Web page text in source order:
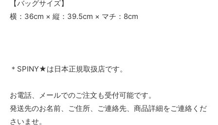
【バッグサイズ】
横：36cm × 縦：39.5cm × マチ：8cm
＊SPINY★は日本正規取扱店です。
お電話、メールでのご注文も受付可能です。
発送先のお名前、ご住所、ご連絡先、商品詳細をご連絡くだ
さいませ。